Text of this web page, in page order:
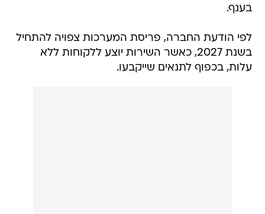
בענף.
לפי הודעת החברה, פריסת המערכות צפויה להתחיל
בשנת 2027, כאשר השירות יוצע ללקוחות ללא
עלות, בכפוף לתנאים שייקבעו.